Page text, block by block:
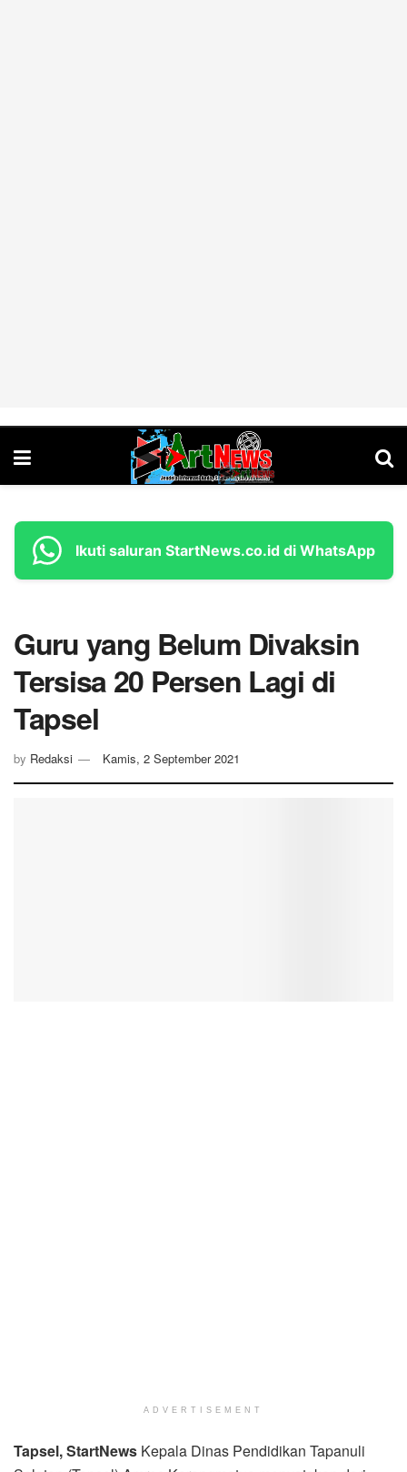
Ikuti saluran StartNews.co.id di WhatsApp
Guru yang Belum Divaksin
Tersisa 20 Persen Lagi di
Tapsel
by Redaksi Kamis, 2 September 2021
ADVERTISEMENT
Tapsel, StartNews Kepala Dinas Pendidikan Tapanuli